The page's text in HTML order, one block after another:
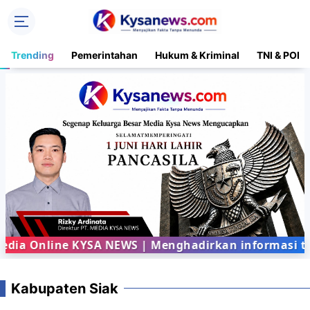
Trending Pemerintahan Hukum & Kriminal TNI &
Online KYSA NEWS | Menghadirkan informasi
Kabupaten Siak